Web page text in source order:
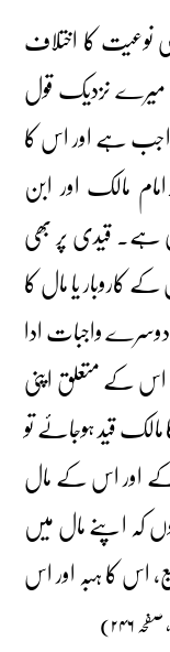
نوعیت کا اختلاف
میرے نزدیک قول
ہے اور اس کا
مالک اور ابن
قیدی پر بھی
یا مال کا
واجبات ادا
اس کے متعلق اپنی
مالک قید ہوجائے تو
کے اور اس کے مال
کہ اپنے مال میں
اس کا ہبہ اور اس